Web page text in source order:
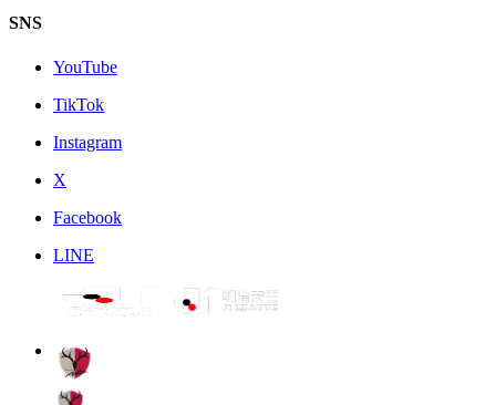
SNS
YouTube
TikTok
Instagram
X
Facebook
LINE